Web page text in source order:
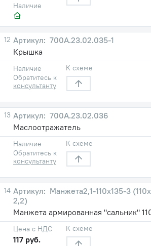
Наличие
12
700А.23.02.035-1
Крышка
Наличие
Обратитесь к
консультанту
К схеме
13
700А.23.02.036
Маслоотражатель
Наличие
Обратитесь к
консультанту
К схеме
14
Манжета2,1-110х135-3
2,2)
Манжета армированная "сальник"
Цена с НДС
117 руб.
К схеме